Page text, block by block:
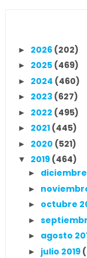
► 2026 (202)
► 2025 (469)
► 2024 (460)
► 2023 (627)
► 2022 (495)
► 2021 (445)
► 2020 (521)
▼ 2019 (464)
► diciembre
►
► octubre
►
► agosto
► julio 2019